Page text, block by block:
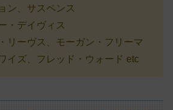
ン、サスペンス
・デイヴィス
リーヴス、モーガン・フリーマ
イズ、フレッド・ウォード etc